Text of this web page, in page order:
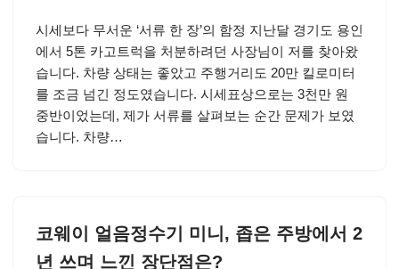
시세보다 무서운 ‘서류 한 장’의 함정 지난달 경기도 용인
에서 5톤 카고트럭을 처분하려던 사장님이 저를 찾아왔
습니다. 차량 상태는 좋았고 주행거리도 20만 킬로미터
를 조금 넘긴 정도였습니다. 시세표상으로는 3천만 원
중반이었는데, 제가 서류를 살펴보는 순간 문제가 보였
습니다. 차량…
코웨이 얼음정수기 미니, 좁은 주방에서 2
년 쓰며 느낀 장단점은?